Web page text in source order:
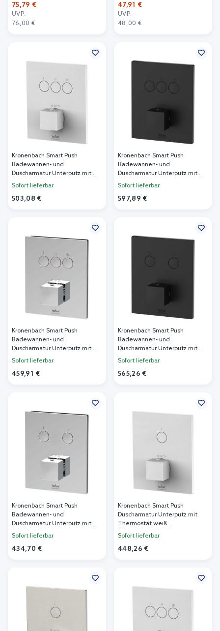
75,79 €
UVP:
76,00 €
47,91 €
UVP:
48,00 €
Kronenbach Smart Push
Badewannen- und
Duscharmatur Unterputz mit
Thermostat weiß
Sofort lieferbar
503,08 €
Kronenbach Smart Push
Badewannen- und
Duscharmatur Unterputz mit
Thermostat schwarz
Sofort lieferbar
597,89 €
Kronenbach Smart Push
Badewannen- und
Duscharmatur Unterputz mit
Thermostat chrom
Sofort lieferbar
459,91 €
Kronenbach Smart Push
Badewannen- und
Duscharmatur Unterputz mit
Thermostat schwarz
Sofort lieferbar
565,26 €
Kronenbach Smart Push
Badewannen- und
Duscharmatur Unterputz mit
Thermostat chrom
Sofort lieferbar
434,70 €
Kronenbach Smart Push
Duscharmatur Unterputz mit
Thermostat weiß
19046001WM
Sofort lieferbar
448,26 €